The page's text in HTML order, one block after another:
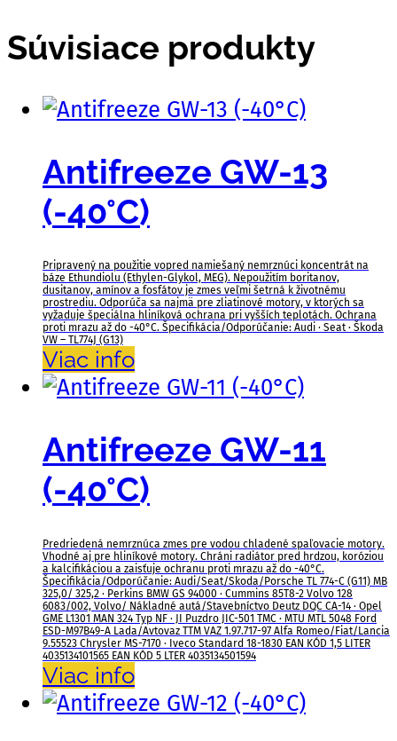
Súvisiace produkty
Antifreeze GW-13
(-40°C)
Pripravený na použitie vopred namiešaný nemrznúci koncentrát na
báze Ethundiolu (Ethylen-Glykol, MEG). Nepoužitím boritanov,
dusitanov, amínov a fosfátov je zmes veľmi šetrná k životnému
prostrediu. Odporúča sa najmä pre zliatinové motory, v ktorých sa
vyžaduje špeciálna hliníková ochrana pri vyšších teplotách. Ochrana
proti mrazu až do -40°C. Špecifikácia/Odporúčanie: Audi · Seat · Škoda
VW – TL774J (G13)
Viac info
Antifreeze GW-11
(-40°C)
Predriedená nemrznúca zmes pre vodou chladené spaľovacie motory.
Vhodné aj pre hliníkové motory. Chráni radiátor pred hrdzou, koróziou
a kalcifikáciou a zaisťuje ochranu proti mrazu až do -40°C.
Špecifikácia/Odporúčanie: Audi/Seat/Skoda/Porsche TL 774-C (G11) MB
325,0/ 325,2 · Perkins BMW GS 94000 · Cummins 85T8-2 Volvo 128
6083/002, Volvo/ Nákladné autá/Stavebníctvo Deutz DQC CA-14 · Opel
GME L1301 MAN 324 Typ NF · JI Puzdro JIC-501 TMC · MTU MTL 5048 Ford
ESD-M97B49-A Lada/Avtovaz TTM VAZ 1.97.717-97 Alfa Romeo/Fiat/Lancia
9.55523 Chrysler MS-7170 · Iveco Standard 18-1830 EAN KÓD 1,5 LITER
4035134101565 EAN KÓD 5 LTER 4035134501594
Viac info